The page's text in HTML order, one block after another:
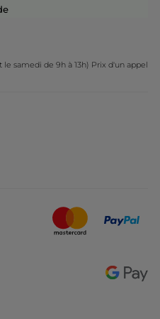
samedi de 9h à 13h) Prix d'un appel